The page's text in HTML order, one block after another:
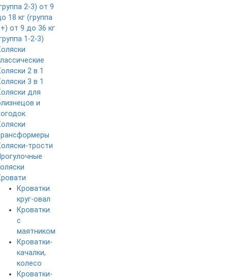
2-3) от 9
18 кг (группа
от 9 до 36 кг
1-2-3)
2 в 1
3 в 1
для
и
трости
Кроватки
круг-овал
Кроватки
с
маятником
Кроватки-
качалки,
колесо
Кроватки-